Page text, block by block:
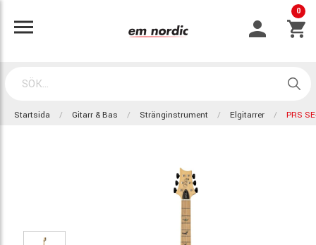
0
Startsida Gitarr & Bas Stränginstrument Elgitarrer PRS